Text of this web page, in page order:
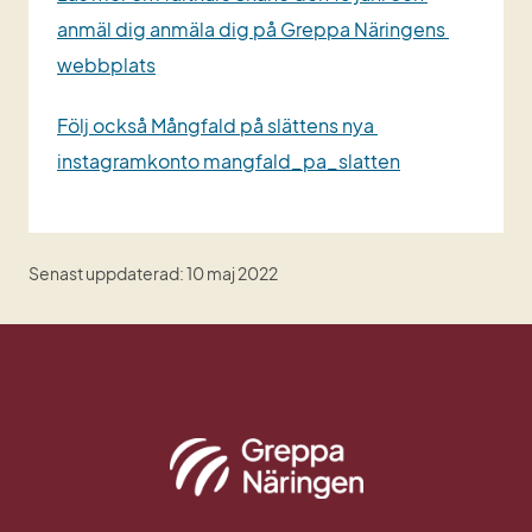
anmäl dig anmäla dig på Greppa Näringens
webbplats
Följ också Mångfald på slättens nya
instagramkonto mangfald_pa_slatten
Senast uppdaterad: 10 maj 2022